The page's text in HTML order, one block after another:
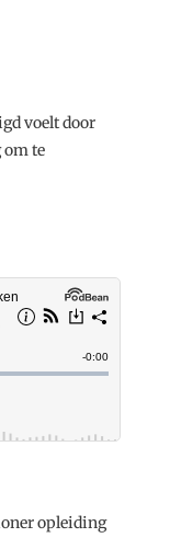
voelt door
om te
opleiding